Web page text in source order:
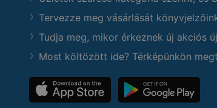
Tervezze meg vásárlását
Tudja meg, mikor érkeznek új akciós
Most költözött ide? Térképünkön